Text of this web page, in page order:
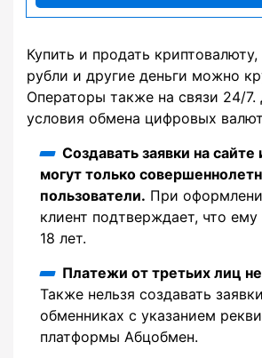
Купить и продать
рубли и другие деньги можно
Операторы также на связи 24/7.
условия обмена цифровых
Создавать заявки на сайте
могут только
пользователи. При
клиент подтверждает, что
18 лет.
Платежи от третьих лиц
Также нельзя создавать
обменниках с указанием
платформы Абцобмен.